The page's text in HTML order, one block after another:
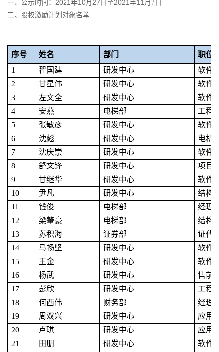
一、公示时间：2021年10月27日至2021年11月7日
二、股权激励计划对象名单
序号 姓名 部门
职位
1
翟国建 研发中心
软件
2
甘星伟 研发中心
软件
3
左文全 研发中心
软件
4
安燕 电梯部
工程
5
张敏彦 研发中心
软件
6
沈彪 研发中心
电机
7
沈庆崇 研发中心
软件
8
舒文锋 研发中心
项目
9
甘继华 研发中心
软件
10
尹凡 研发中心
结构
11
钱俊 电梯部
经理
12
梁肇豪 电梯部
结构
13
苏积海 证券部
证代
14
马畅坚 研发中心
软件
15
王金 研发中心
软件
16
杨武 研发中心
售前
17
彭欣 研发中心
工程
18
何西伟 财务部
经理
19
周双兴 研发中心
应用
20
卢琪 研发中心
应用
21
田朋 研发中心
软件